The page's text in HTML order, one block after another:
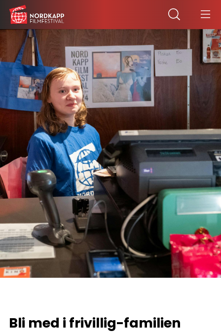
Bli med i frivillig-familien